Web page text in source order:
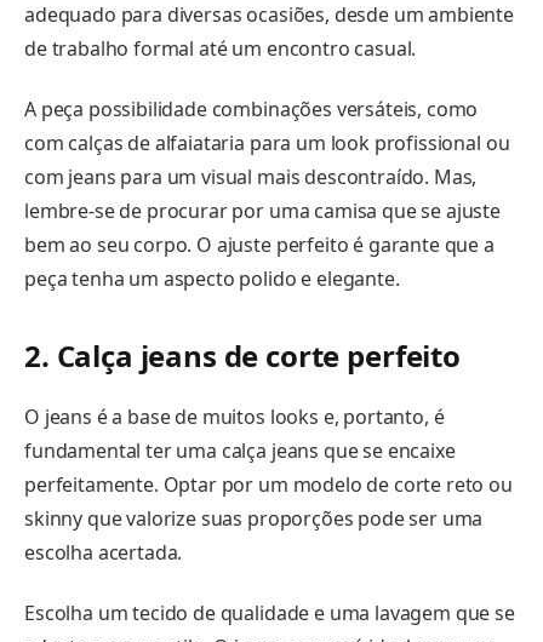
adequado para diversas ocasiões, desde um ambiente
de trabalho formal até um encontro casual.
A peça possibilidade combinações versáteis, como
com calças de alfaiataria para um look profissional ou
com jeans para um visual mais descontraído. Mas,
lembre-se de procurar por uma camisa que se ajuste
bem ao seu corpo. O ajuste perfeito é garante que a
peça tenha um aspecto polido e elegante.
2. Calça jeans de corte perfeito
O jeans é a base de muitos looks e, portanto, é
fundamental ter uma calça jeans que se encaixe
perfeitamente. Optar por um modelo de corte reto ou
skinny que valorize suas proporções pode ser uma
escolha acertada.
Escolha um tecido de qualidade e uma lavagem que se